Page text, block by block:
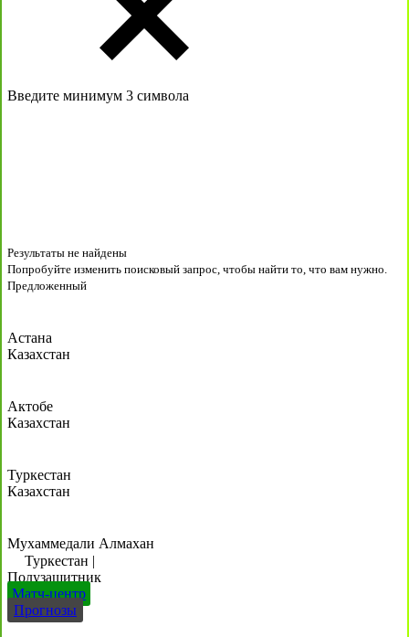
Введите минимум 3 символа
Результаты не найдены
Попробуйте изменить поисковый запрос, чтобы найти то, что вам нужно.
Предложенный
Астана
Казахстан
Актобе
Казахстан
Туркестан
Казахстан
Мухаммедали Алмахан
Туркестан |
Полузащитник
Матч-центр
Прогнозы